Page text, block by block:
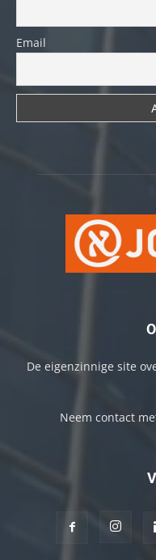
Email
De eigenzinnige site
Neem contact